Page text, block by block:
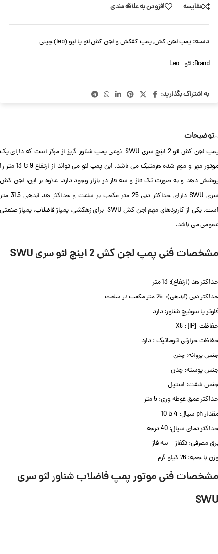
مقایسه افزودن به علاقه مندی
دسته: پمپ لجن کش,پمپ کفکش و لجن کش لئو یا لیو (leo) چینی
Brand: لئو | Leo
به اشتراک بگذارید:
توضیحات
پمپ لجن کش لئو 2 اینچ سری SWU نوعی پمپ شناور گریز از مرکز است که دارای یک
موتور مهر و موم شده هرمتیک می باشد. این پمپ لئو می تواند از ارتفاع 9 تا 13 متر را
پوشش دهد و به صورت تک فاز و سه فاز در بازار وجود دارد. علاوه بر این، لجن کش
سری SWU دارای حداکثر دبی 25 متر مکعب بر ساعت و حداکثر هد آبدهی 31.5 متر
است. یکی از کاربردهای مهم لجن کش SWU برای زهکشی، پمپاژ فاضلاب، پمپاژ صنعتی
عمومی می باشد.
مشخصات فنی پمپ لجن کش 2 اینچ لئو سری SWU
حداکثر هد (ارتفاع): 13 متر
حداکثر دبی (آبدهی): 25 متر مکعب در ساعت
فلوتر یا سوئیچ شناور: دارد
حفاظت [IP] : X8
حفاظت حرارتی اتوماتیک : دارد
جنس پروانه: چدن
جنس پوسته: چدن
جنس شفت: استیل
حداکثر عمق غوطه وری: 5 متر
مقدار ph سیال: 4 تا 10
حداکثر دمای سیال: 40 درجه
برق مصرفی: تکفاز – سه فاز
وزن با جعبه: 26 کیلو گرم
مشخصات فنی موتور پمپ فاضلاب شناورلئو سری
SWU